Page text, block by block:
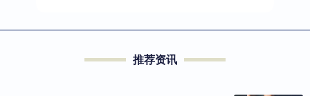
推荐资讯